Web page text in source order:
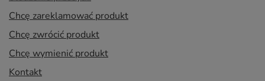
Chcę zareklamować produkt
Chcę zwrócić produkt
Chcę wymienić produkt
Kontakt